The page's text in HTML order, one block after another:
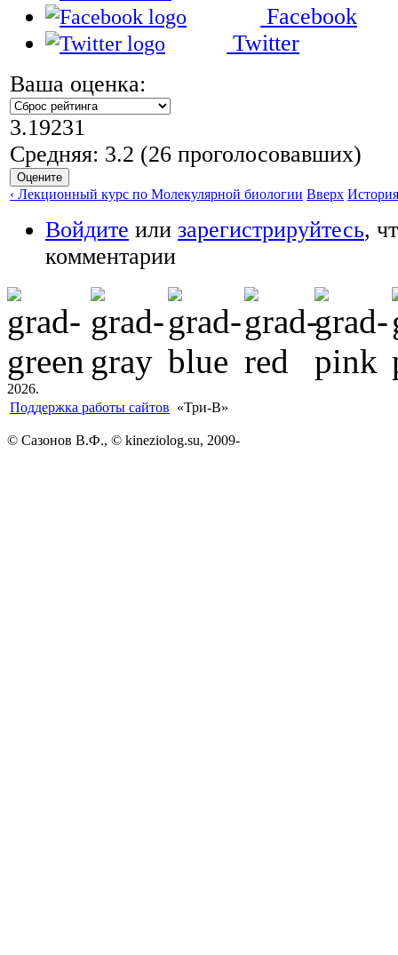
Facebook
Twitter
Ваша оценка:
3.19231
Средняя: 3.2 (26 проголосовавших)
‹ Лекционный курс по Молекулярной биологии Вверх
Войдите или зарегистрируйтесь,
комментарии
2026.
Поддержка работы сайтов «Три-В»
© Сазонов В.Ф., © kineziolog.su, 2009-